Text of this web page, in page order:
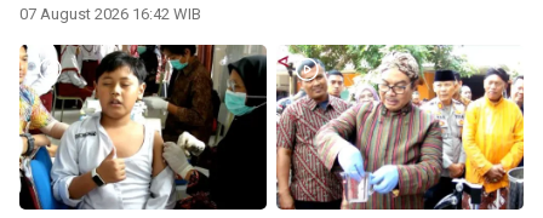
07 August 2026 16:42 WIB